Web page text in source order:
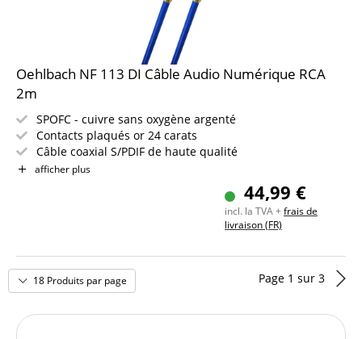
Oehlbach NF 113 DI Câble Audio Numérique RCA
2m
SPOFC - cuivre sans oxygène argenté
Contacts plaqués or 24 carats
Câble coaxial S/PDIF de haute qualité
Longueur du câble : 2 m
afficher plus
44,99 €
incl. la TVA +frais de
livraison (FR)
18 Produits par page Page 1 sur 3